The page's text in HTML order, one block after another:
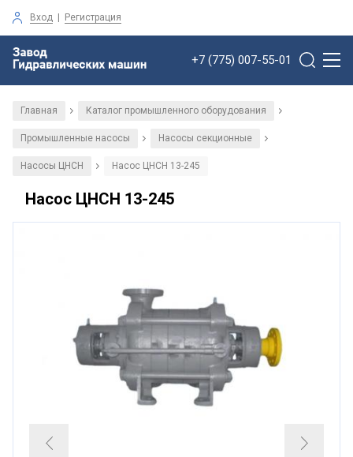
Вход | Регистрация
+7 (775) 007-55-01
Главная / Каталог промышленного оборудования /
Промышленные насосы / Насосы секционные /
Насосы ЦНСН / Насос ЦНСН 13-245
Насос ЦНСН 13-245